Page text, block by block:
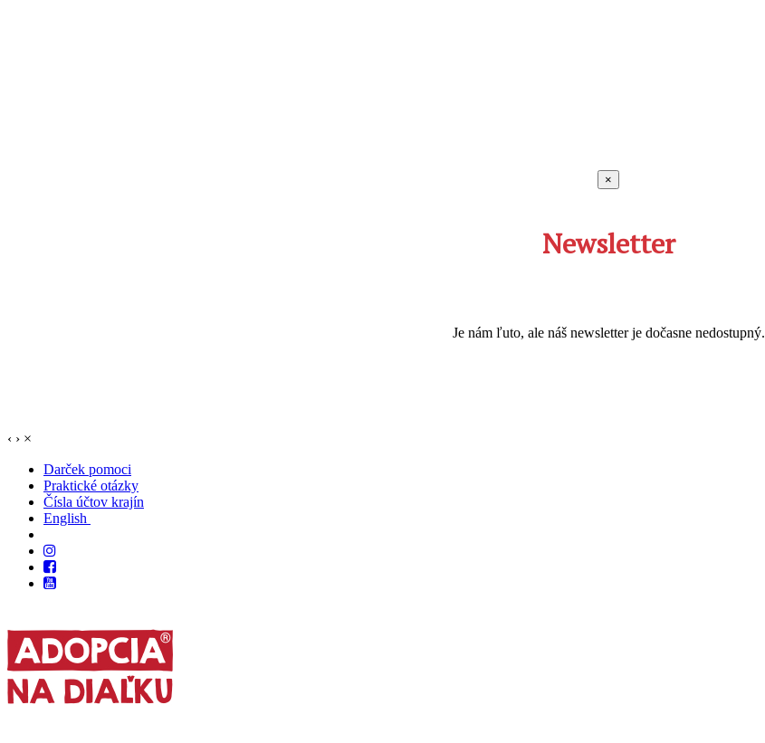
×
Newsletter
Je nám ľuto, ale náš newsletter je dočasne nedostupný.
‹ › ×
Darček pomoci
Praktické otázky
Čísla účtov krajín
English